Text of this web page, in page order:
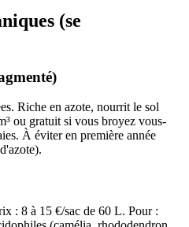
(se
Riche en azote, nourrit le sol
ou gratuit si vous broyez vous-
À éviter en première année
: 8 à 15 €/sac de 60 L. Pour :